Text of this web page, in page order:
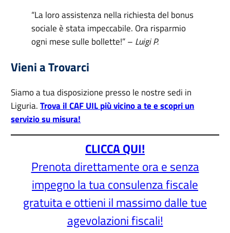
“La loro assistenza nella richiesta del bonus
sociale è stata impeccabile. Ora risparmio
ogni mese sulle bollette!” – Luigi P.
Vieni a Trovarci
Siamo a tua disposizione presso le nostre sedi in
Liguria.Trova il CAF UIL più vicino a te e scopri un
servizio su misura!
CLICCA QUI!
Prenota direttamente ora e senza
impegno la tua consulenza fiscale
gratuita e ottieni il massimo dalle tue
agevolazioni fiscali!